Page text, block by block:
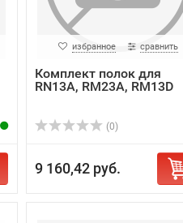
избранное сравнить
Комплект полок для
RN13A, RM23A, RM13D
(0)
9 160,42 руб.